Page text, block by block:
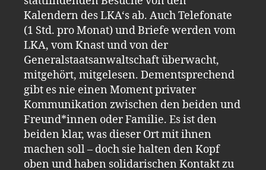
Kalendern des LKA‘s ab. Auch Telefonate
(1 Std. pro Monat) und Briefe werden vom
LKA, vom Knast und von der
Generalstaatsanwaltschaft überwacht,
mitgehört, mitgelesen. Dementsprechend
gibt es nie einen Moment privater
Kommunikation zwischen den beiden und
Freund*innen oder Familie. Es ist den
beiden klar, was dieser Ort mit ihnen
machen soll – doch sie halten den Kopf
oben und haben solidarischen Kontakt zu